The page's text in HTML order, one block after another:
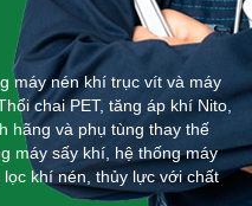
máy nén khí trục vít và máy
chai PET, tăng áp khí Nito,
hãng và phụ tùng thay thế
máy sấy khí, hệ thống máy
khí nén, thủy lực với chất